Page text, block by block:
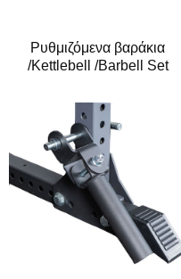
Ρυθμιζόμενα βαράκια
/Kettlebell /Barbell Set